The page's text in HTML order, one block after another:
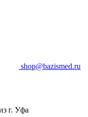
shop@bazismed.ru
г. Уфа